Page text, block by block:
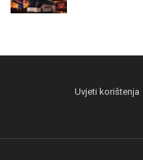
Uvjeti korištenja